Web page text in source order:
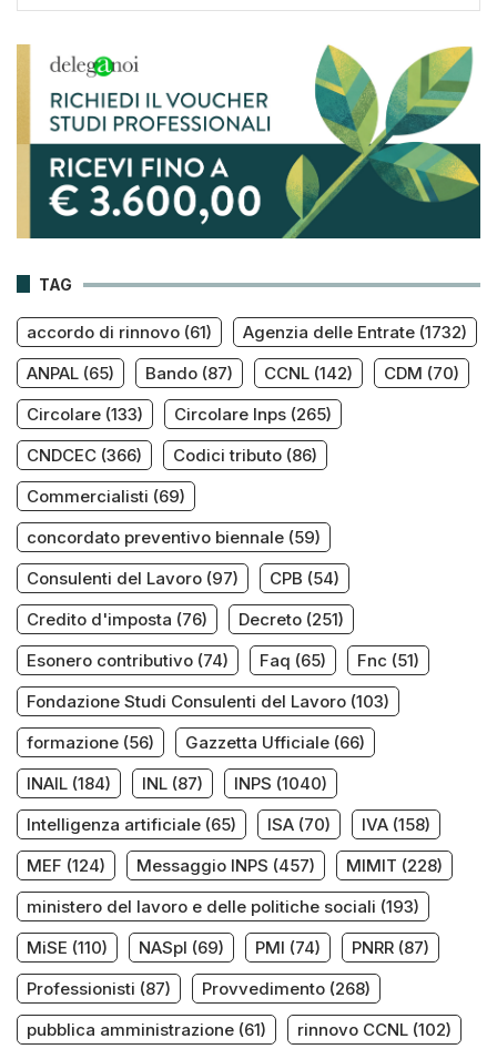
TAG
accordo di rinnovo (61) Agenzia delle Entrate (1732)
ANPAL (65) Bando (87) CCNL (142) CDM (70)
Circolare (133) Circolare Inps (265)
CNDCEC (366) Codici tributo (86)
Commercialisti (69)
concordato preventivo biennale (59)
Consulenti del Lavoro (97) CPB (54)
Credito d'imposta (76) Decreto (251)
Esonero contributivo (74) Faq (65) Fnc (51)
Fondazione Studi Consulenti del Lavoro (103)
formazione (56) Gazzetta Ufficiale (66)
INAIL (184) INL (87) INPS (1040)
Intelligenza artificiale (65) ISA (70) IVA (158)
MEF (124) Messaggio INPS (457) MIMIT (228)
ministero del lavoro e delle politiche sociali (193)
MiSE (110) NASpI (69) PMI (74) PNRR (87)
Professionisti (87) Provvedimento (268)
pubblica amministrazione (61) rinnovo CCNL (102)